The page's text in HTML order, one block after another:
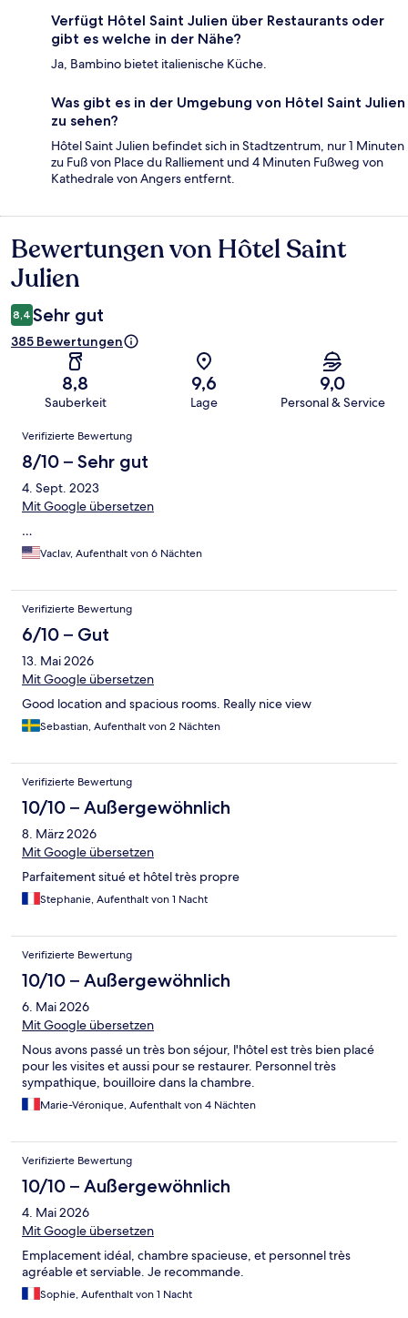
Verfügt Hôtel Saint Julien über Restaurants oder
gibt es welche in der Nähe?
Ja, Bambino bietet italienische Küche.
Was gibt es in der Umgebung von Hôtel Saint Julien
zu sehen?
Hôtel Saint Julien befindet sich in Stadtzentrum, nur 1 Minuten
zu Fuß von Place du Ralliement und 4 Minuten Fußweg von
Kathedrale von Angers entfernt.
Bewertungen
Bewertungen von Hôtel Saint
Julien
8,4 Sehr gut
385 Bewertungen
8,8
Sauberkeit
9,6
Lage
9,0
Personal & Service
Bewertungen
Verifizierte Bewertung
8/10 – Sehr gut
4. Sept. 2023
Mit Google übersetzen
…
Vaclav, Aufenthalt von 6 Nächten
Verifizierte Bewertung
6/10 – Gut
13. Mai 2026
Mit Google übersetzen
Good location and spacious rooms. Really nice view
Sebastian, Aufenthalt von 2 Nächten
Verifizierte Bewertung
10/10 – Außergewöhnlich
8. März 2026
Mit Google übersetzen
Parfaitement situé et hôtel très propre
Stephanie, Aufenthalt von 1 Nacht
Verifizierte Bewertung
10/10 – Außergewöhnlich
6. Mai 2026
Mit Google übersetzen
Nous avons passé un très bon séjour, l'hôtel est très bien placé
pour les visites et aussi pour se restaurer. Personnel très
sympathique, bouilloire dans la chambre.
Marie-Véronique, Aufenthalt von 4 Nächten
Verifizierte Bewertung
10/10 – Außergewöhnlich
4. Mai 2026
Mit Google übersetzen
Emplacement idéal, chambre spacieuse, et personnel très
agréable et serviable. Je recommande.
Sophie, Aufenthalt von 1 Nacht